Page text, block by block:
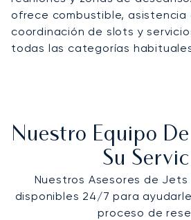
ofrece combustible, asistencia
coordinación de slots y
todas las categorías
Nuestro Equipo
Su
Nuestros Asesores de
disponibles 24/7 para
proceso de